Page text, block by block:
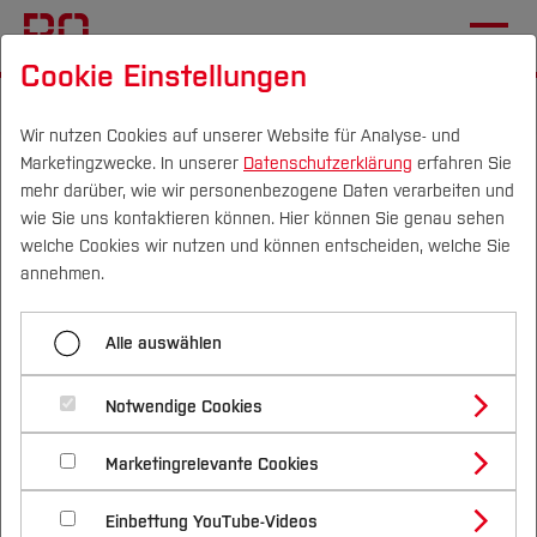
Campus Personen DE|EN Quicklinks
Studium
Studienangebote
Bachelorstudiengänge
Masterstudiengänge
Vor dem Studium
Bewerben & Einschreiben
Bewerbungsportal
Im Studium
Studienbüros und Prüfungen
Nach dem Studium
Forschung & Transfer
Profil
Forschungs- und Transferprofil
Schwerpunkte (FuT)
Beratung & Förderung
Nachhaltigkeit
Nachhaltigkeit studieren
International
Gendersensible Sprache
"Gendersensible Sprache - Empfehlungen für
Texte in Kommunikationsmedien der Hochschule
Bochum"- herausgegeben vom Präsidium - im
Senat vorgestellt. Wir laden die TYPO3-
Redakteur*innen herzlich ein, die Anregungen zu
nutzen!
Cookie Einstellungen
Wir nutzen Cookies auf unserer Website für Analyse- und
Marketingzwecke. In unserer Datenschutzerklärung erfahren Sie
mehr darüber, wie wir personenbezogene Daten verarbeiten und
wie Sie uns kontaktieren können. Hier können Sie genau sehen
welche Cookies wir nutzen und können entscheiden, welche Sie
annehmen.
Alle auswählen
Notwendige Cookies
Marketingrelevante Cookies
Einbettung YouTube-Videos